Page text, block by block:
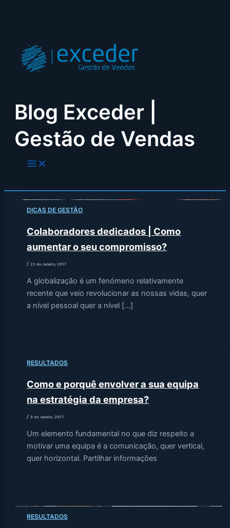
Blog Exceder |
Gestão de Vendas
DICAS DE GESTÃO
Colaboradores dedicados | Como
aumentar o seu compromisso?
/23 de Janeiro, 2017
A globalização é um fenómeno relativamente
recente que veio revolucionar as nossas vidas, quer
a nível pessoal quer a nível […]
RESULTADOS
Como e porquê envolver a sua equipa
na estratégia da empresa?
/9 de Janeiro, 2017
Um elemento fundamental no que diz respeito a
motivar uma equipa é a comunicação, quer vertical,
quer horizontal. Partilhar informações
RESULTADOS